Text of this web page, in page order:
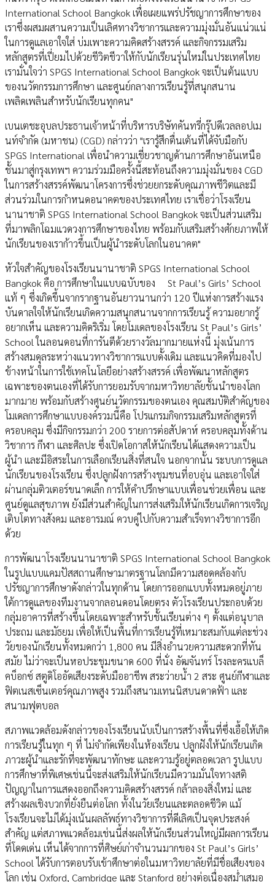
International School Bangkok เพื่อเผยแพร่ปรัชญาการศึกษาของ
เราซึ่งผสมผสานความเป็นเลิศทางวิชาการและความมุ่งมั่นอันแน่วแน่
ในการดูแลเอาใจใส่ บ่มเพาะความคิดสร้างสรรค์ และกิจกรรมเสริม
หลักสูตรที่เปี่ยมไปด้วยชีวิตชีวาให้กับนักเรียนรุ่นใหม่ในประเทศไทย
เรามั่นใจว่า SPGS International School Bangkok จะเป็นต้นแบบ
ของนวัตกรรมการศึกษา และศูนย์กลางการเรียนรู้ที่สนุกสนาน
เพลิดเพลินสำหรับนักเรียนทุกคน"
เบนเตชะอุบลประธานเจ้าหน้าที่บริหารบริษัทคันทรี่กรุ๊ปดีเวลลอปเม
นท์จำกัด (มหาชน) (CGD) กล่าวว่า "เรารู้สึกตื่นเต้นที่ได้จับมือกับ
SPGS International เพื่อนำความเชี่ยวชาญด้านการศึกษาอันเหนือ
ชั้นมาสู่กรุงเทพฯ ความร่วมมือครั้งนี้สะท้อนถึงความมุ่งมั่นของ CGD
ในการสร้างสรรค์พัฒนาโครงการซึ่งช่วยยกระดับคุณภาพชีวิตและมี
ส่วนร่วมในการกำหนดอนาคตของประเทศไทย เราเชื่อว่าโรงเรียน
นานาชาติ SPGS International School Bangkok จะเป็นส่วนเสริม
ที่มาพลิกโฉมแวดวงการศึกษาของไทย พร้อมกับเสริมสร้างศักยภาพให้
นักเรียนของเราก้าวขึ้นเป็นผู้นำระดับโลกในอนาคต"
หัวใจสำคัญของโรงเรียนนานาชาติ SPGS International School
Bangkok คือ การศึกษาในแบบฉบับของ St Paul’s Girls’ School
แท้ ๆ ซึ่งเกิดขึ้นจากรากฐานอันยาวนานกว่า 120 ปีแห่งการสร้างแรง
บันดาลใจให้นักเรียนเกิดความสนุกสนานจากการเรียนรู้ ความอยากรู้
อยากเห็น และความคิดริเริ่ม โดยโมเดลของโรงเรียน St Paul’s Girls’
School ในลอนดอนที่การันตีด้วยรางวัลมากมายแห่งนี้ มุ่งเน้นการ
สร้างสมดุลระหว่างแนวทางวิชาการแบบดั้งเดิม และแนวคิดที่มองไป
ข้างหน้าในการใช้เทคโนโลยีอย่างสร้างสรรค์ เพื่อพัฒนาหลักสูตร
เฉพาะของตนเองที่ได้รับการยอมรับจากมหาวิทยาลัยชั้นนำของโลก
มากมาย พร้อมกับสร้างศูนย์นวัตกรรมของตนเอง คุณสมบัติสำคัญของ
โมเดลการศึกษาแบบองค์รวมนี้คือ โปรแกรมกิจกรรมเสริมหลักสูตรที่
ครอบคลุม ซึ่งมีกิจกรรมกว่า 200 รายการต่อสัปดาห์ ครอบคลุมทั้งด้าน
วิชาการ กีฬา และศิลปะ ซึ่งเปิดโอกาสให้นักเรียนได้แสดงความเป็น
ผู้นำ และมีอิสระในการเลือกเรียนสิ่งที่สนใจ นอกจากนั้น ระบบการดูแล
นักเรียนของโรงเรียน ซึ่งปลูกฝังการสร้างชุมชนที่อบอุ่น และเอาใจใส่
ผ่านกลุ่มติวเตอร์ขนาดเล็ก การให้คำปรึกษาแบบเพื่อนช่วยเพื่อน และ
ศูนย์ดูแลสุขภาพ ยังมีส่วนสำคัญในการส่งเสริมให้นักเรียนเกิดการเจริญ
เติบโตทางสังคม และอารมณ์ ควบคู่ไปกับความสำเร็จทางวิชาการอีก
ด้วย
การพัฒนาโรงเรียนนานาชาติ SPGS International School Bangkok
ในรูปแบบแคมปัสสถานศึกษามาตรฐานโลกมีความสอดคล้องกับ
ปรัชญาการศึกษาดังกล่าวในทุกด้าน โดยการออกแบบทั้งหมดอยู่ภาย
ใต้การดูแลของทีมงานจากลอนดอนโดยตรง ตัวโรงเรียนประกอบด้วย
กลุ่มอาคารที่สร้างขึ้นโดยเฉพาะสำหรับชั้นเรียนต่าง ๆ ตั้งแต่อนุบาล
ประถม และมัธยม เพื่อให้เป็นพื้นที่การเรียนรู้ที่เหมาะสมกับแต่ละช่วง
วัยของนักเรียนทั้งหมดกว่า 1,800 คน มีสิ่งอำนวยความสะดวกที่ทัน
สมัย ไม่ว่าจะเป็นหอประชุมขนาด 600 ที่นั่ง อัฒจันทร์ โรงละครแบล็
คบ็อกซ์ สตูดิโออัดเสียงระดับมืออาชีพ สระว่ายน้ำ 2 สระ ศูนย์กีฬาและ
ฟิตเนสเซ็นเตอร์คุณภาพสูง รวมถึงสนามเทนนิสบนดาดฟ้า และ
สนามฟุตบอล
สภาพแวดล้อมดังกล่าวของโรงเรียนนับเป็นการสร้างพื้นที่ซึ่งเอื้อให้เกิด
การเรียนรู้ในทุก ๆ ที่ ไม่จำกัดเพียงในห้องเรียน ปลูกฝังให้นักเรียนเกิด
ภาวะผู้นำและรักที่จะพัฒนาทักษะ และความรู้อยู่ตลอดเวลา รูปแบบ
การศึกษาที่พิเศษเช่นนี้จะส่งเสริมให้นักเรียนมีความมั่นใจทางสติ
ปัญญาในการแสดงออกถึงความคิดสร้างสรรค์ กล้าลองสิ่งใหม่ และ
สร้างผลเชิงบวกที่ยั่งยืนต่อโลก ทั้งในวัยเรียนและตลอดชีวิต แม้
โรงเรียนจะไม่ได้มุ่งเน้นผลลัพธ์ทางวิชาการที่ดีเลิศเป็นจุดประสงค์
สำคัญ แต่สภาพแวดล้อมเช่นนี้ส่งผลให้นักเรียนส่วนใหญ่มีผลการเรียน
ที่โดดเด่น เห็นได้จากการที่ศิษย์เก่าจำนวนมากของ St Paul’s Girls’
School ได้รับการตอบรับเข้าศึกษาต่อในมหาวิทยาลัยที่มีชื่อเสียงของ
โลก เช่น Oxford, Cambridge และ Stanford อย่างต่อเนื่องสม่ำเสมอ